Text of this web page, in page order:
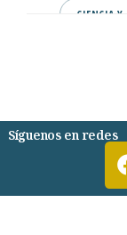
CIENCIA Y
Síguenos en redes